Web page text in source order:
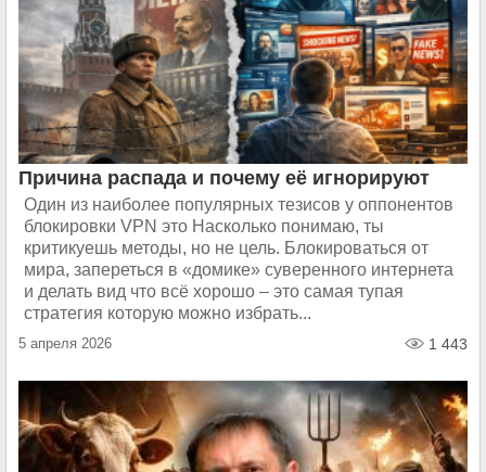
Причина распада и почему её игнорируют
Один из наиболее популярных тезисов у оппонентов
блокировки VPN это Насколько понимаю, ты
критикуешь методы, но не цель. Блокироваться от
мира, запереться в «домике» суверенного интернета
и делать вид что всё хорошо – это самая тупая
стратегия которую можно избрать...
5 апреля 2026 1 443